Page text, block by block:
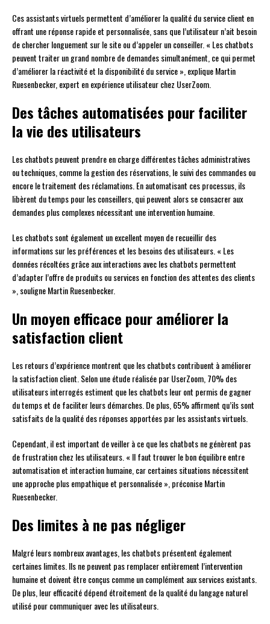
Ces assistants virtuels permettent d’améliorer la qualité du service client en
offrant une réponse rapide et personnalisée, sans que l’utilisateur n’ait besoin
de chercher longuement sur le site ou d’appeler un conseiller. « Les chatbots
peuvent traiter un grand nombre de demandes simultanément, ce qui permet
d’améliorer la réactivité et la disponibilité du service », explique Martin
Ruesenbecker, expert en expérience utilisateur chez UserZoom.
Des tâches automatisées pour faciliter
la vie des utilisateurs
Les chatbots peuvent prendre en charge différentes tâches administratives
ou techniques, comme la gestion des réservations, le suivi des commandes ou
encore le traitement des réclamations. En automatisant ces processus, ils
libèrent du temps pour les conseillers, qui peuvent alors se consacrer aux
demandes plus complexes nécessitant une intervention humaine.
Les chatbots sont également un excellent moyen de recueillir des
informations sur les préférences et les besoins des utilisateurs. « Les
données récoltées grâce aux interactions avec les chatbots permettent
d’adapter l’offre de produits ou services en fonction des attentes des clients
», souligne Martin Ruesenbecker.
Un moyen efficace pour améliorer la
satisfaction client
Les retours d’expérience montrent que les chatbots contribuent à améliorer
la satisfaction client. Selon une étude réalisée par UserZoom, 70% des
utilisateurs interrogés estiment que les chatbots leur ont permis de gagner
du temps et de faciliter leurs démarches. De plus, 65% affirment qu’ils sont
satisfaits de la qualité des réponses apportées par les assistants virtuels.
Cependant, il est important de veiller à ce que les chatbots ne génèrent pas
de frustration chez les utilisateurs. « Il faut trouver le bon équilibre entre
automatisation et interaction humaine, car certaines situations nécessitent
une approche plus empathique et personnalisée », préconise Martin
Ruesenbecker.
Des limites à ne pas négliger
Malgré leurs nombreux avantages, les chatbots présentent également
certaines limites. Ils ne peuvent pas remplacer entièrement l’intervention
humaine et doivent être conçus comme un complément aux services existants.
De plus, leur efficacité dépend étroitement de la qualité du langage naturel
utilisé pour communiquer avec les utilisateurs.